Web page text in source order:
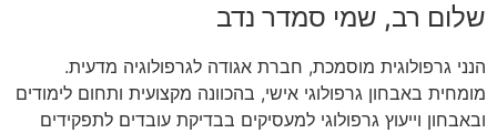
שלום רב, שמי סמדר נדב
הנני גרפולוגית מוסמכת, חברת אגודה לגרפולוגיה מדעית.
מומחית באבחון גרפולוגי אישי, בהכוונה מקצועית ותחום לימודים
ובאבחון וייעוץ גרפולוגי למעסיקים בבדיקת עובדים לתפקידים